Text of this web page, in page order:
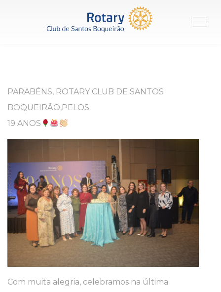
PARABÉNS, ROTARY CLUB DE SANTOS
BOQUEIRÃO,PELOS
19 ANOS
Com muita alegria, celebramos na última